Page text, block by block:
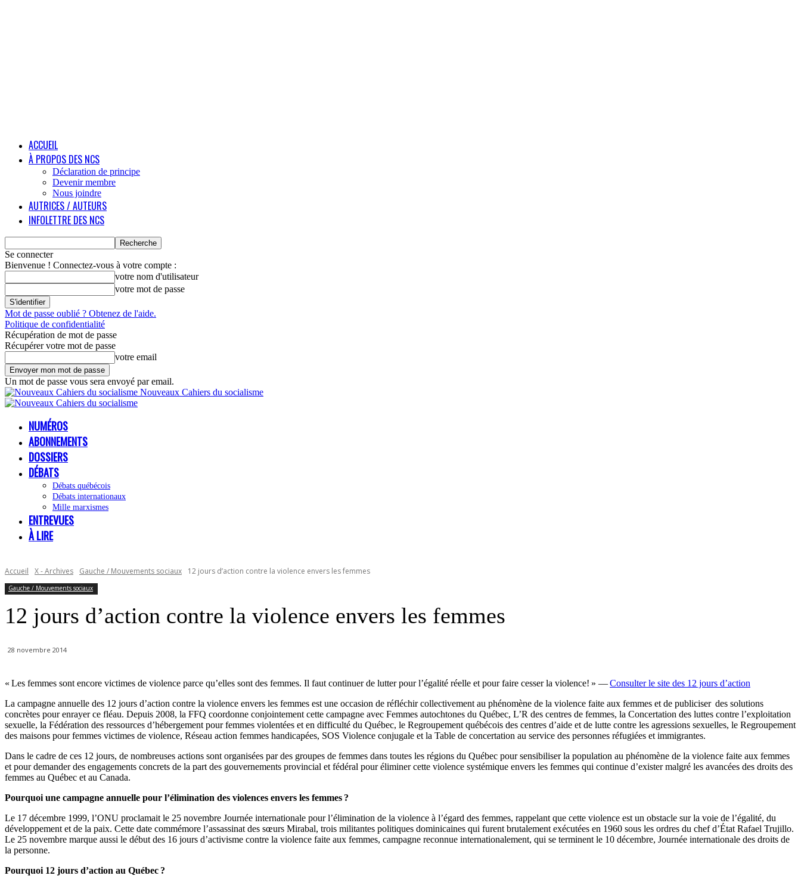
ACCUEIL
À PROPOS DES NCS
Déclaration de principe
Devenir membre
Nous joindre
AUTRICES / AUTEURS
INFOLETTRE DES NCS
Se connecter
Bienvenue ! Connectez-vous à votre compte :
votre nom d'utilisateur
votre mot de passe
Mot de passe oublié ? Obtenez de l'aide.
Politique de confidentialité
Récupération de mot de passe
Récupérer votre mot de passe
votre email
Un mot de passe vous sera envoyé par email.
Nouveaux Cahiers du socialisme
NUMÉROS
ABONNEMENTS
DOSSIERS
DÉBATS
Débats québécois
Débats internationaux
Mille marxismes
ENTREVUES
À LIRE
Accueil X - Archives Gauche / Mouvements sociaux 12 jours d’action contre la violence envers les femmes
Gauche / Mouvements sociaux
12 jours d’action contre la violence envers les femmes
28 novembre 2014
« Les femmes sont encore victimes de violence parce qu’elles sont des femmes. Il faut continuer de lutter pour l’égalité réelle et pour faire cesser la violence! » —Consulter le site des 12 jours d’action
La campagne annuelle des 12 jours d’action contre la violence envers les femmes est une occasion de réfléchir collectivement au phénomène de la violence faite aux femmes et de publiciser des solutions
concrètes pour enrayer ce fléau. Depuis 2008, la FFQ coordonne conjointement cette campagne avec Femmes autochtones du Québec, L’R des centres de femmes, la Concertation des luttes contre l’exploitation
sexuelle, la Fédération des ressources d’hébergement pour femmes violentées et en difficulté du Québec, le Regroupement québécois des centres d’aide et de lutte contre les agressions sexuelles, le Regroupement
des maisons pour femmes victimes de violence, Réseau action femmes handicapées, SOS Violence conjugale et la Table de concertation au service des personnes réfugiées et immigrantes.
Dans le cadre de ces 12 jours, de nombreuses actions sont organisées par des groupes de femmes dans toutes les régions du Québec pour sensibiliser la population au phénomène de la violence faite aux femmes
et pour demander des engagements concrets de la part des gouvernements provincial et fédéral pour éliminer cette violence systémique envers les femmes qui continue d’exister malgré les avancées des droits des
femmes au Québec et au Canada.
Pourquoi une campagne annuelle pour l’élimination des violences envers les femmes ?
Le 17 décembre 1999, l’ONU proclamait le 25 novembre Journée internationale pour l’élimination de la violence à l’égard des femmes, rappelant que cette violence est un obstacle sur la voie de l’égalité, du
développement et de la paix. Cette date commémore l’assassinat des sœurs Mirabal, trois militantes politiques dominicaines qui furent brutalement exécutées en 1960 sous les ordres du chef d’État Rafael Trujillo.
Le 25 novembre marque aussi le début des 16 jours d’activisme contre la violence faite aux femmes, campagne reconnue internationalement, qui se terminent le 10 décembre, Journée internationale des droits de
la personne.
Pourquoi 12 jours d’action au Québec ?